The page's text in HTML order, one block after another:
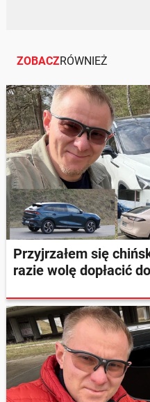
ZOBACZRÓWNIEŻ
Przyjrzałem się
razie wolę dopłacić